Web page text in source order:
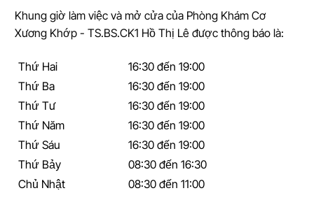
Khung giờ làm việc và mở cửa của Phòng Khám Cơ
Xương Khớp - TS.BS.CK1 Hồ Thị Lê được thông báo là:
Thứ Hai
16:30 đến 19:00
Thứ Ba
16:30 đến 19:00
Thứ Tư
16:30 đến 19:00
Thứ Năm
16:30 đến 19:00
Thứ Sáu
16:30 đến 19:00
Thứ Bảy
08:30 đến 16:30
Chủ Nhật
08:30 đến 11:00